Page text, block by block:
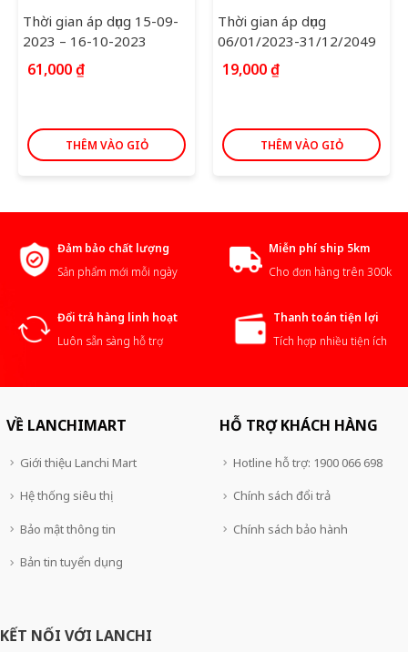
Thời gian áp dụng 15-09-
2023 – 16-10-2023
61,000₫
THÊM VÀO GIỎ
Thời gian áp dụng
06/01/2023-31/12/2049
19,000₫
THÊM VÀO GIỎ
Đảm bảo chất lượng
Sản phẩm mới mỗi ngày
Miễn phí ship 5km
Cho đơn hàng trên 300k
Đổi trả hàng linh hoạt
Luôn sẵn sàng hỗ trợ
Thanh toán tiện lợi
Tích hợp nhiều tiện ích
VỀ LANCHIMART
Giới thiệu Lanchi Mart
Hệ thống siêu thị
Bảo mật thông tin
Bản tin tuyển dụng
HỖ TRỢ KHÁCH HÀNG
Hotline hỗ trợ: 1900 066 698
Chính sách đổi trả
Chính sách bảo hành
KẾT NỐI VỚI LANCHI